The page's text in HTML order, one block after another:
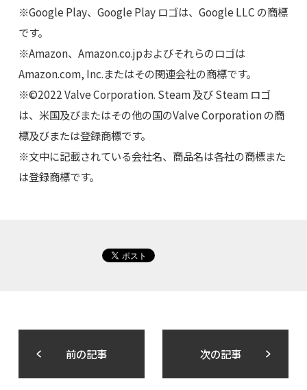
※Google Play、Google Play ロゴは、Google LLC の商標
です。
※Amazon、Amazon.co.jpおよびそれらのロゴは
Amazon.com, Inc.またはその関連会社の商標です。
※©2022 Valve Corporation. Steam 及び Steam ロゴ
は、米国及びまたはその他の国のValve Corporation の商
標及びまたは登録商標です。
※文中に記載されている会社名、商品名は各社の商標また
は登録商標です。
前の記事 次の記事